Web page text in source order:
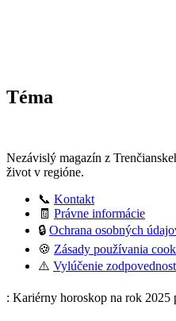
Téma
Nezávislý magazín z
život v regióne.
📞 Kontakt
🧾 Právne informácie
🔒 Ochrana osobných
🍪 Zásady používania
⚠️ Vylúčenie
: Kariérny horoskop na rok 2025